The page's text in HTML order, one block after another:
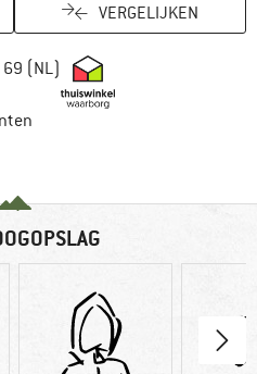
VERGELIJKEN
(NL) Vind hier de
de betalingsinformatie hier!